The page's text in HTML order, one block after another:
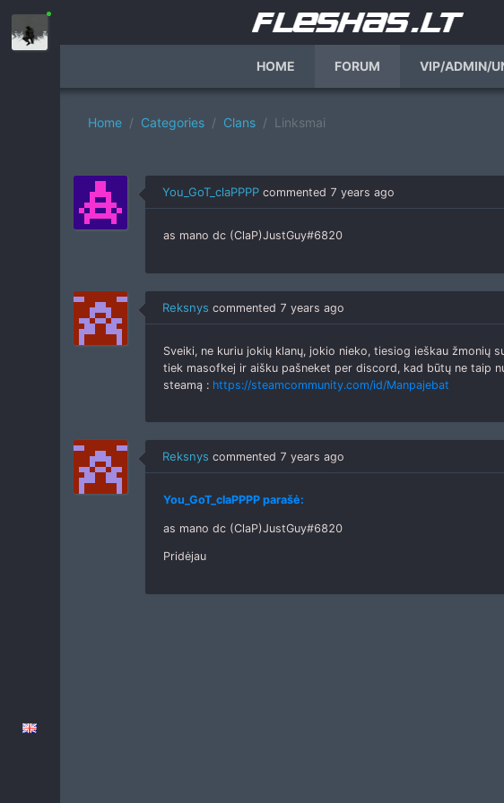
HOME FORUM VIP/ADMIN/
Home Categories Clans Linksmai
You_GoT_claPPPP commented 7 years ago
as mano dc (ClaP)JustGuy#6820
Reksnys commented 7 years ago
Sveiki, ne kuriu jokių klanų, jokio nieko, tiesiog ieškau žmonių
tiek masofkej ir aišku pašneket per discord, kad būtų ne taip
steamą : https://steamcommunity.com/id/Manpajebat
Reksnys commented 7 years ago
You_GoT_claPPPP parašė:
as mano dc (ClaP)JustGuy#6820
Pridėjau